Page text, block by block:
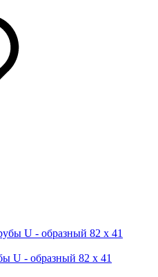
U - образный 82 х 41